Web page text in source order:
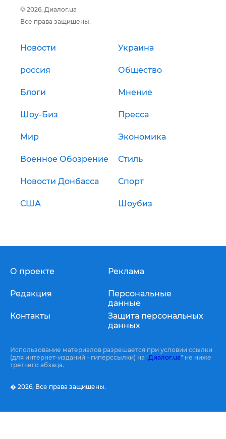
© 2026, Диалог.ua
Все права защищены.
Новости Украина
россия Общество
Блоги Мнение
Шоу-Биз Пресса
Мир Экономика
Военное Обозрение Стиль
Новости Донбасса Спорт
США Шоубиз
О проекте
Редакция
Контакты
Реклама
Персональные
данные
Защита персональных
данных
Использование материалов разрешается при условии ссылки
(для интернет-изданий - гиперссылки) на "Диалог.ua" не ниже
третьего абзаца.
� 2026, Все права защищены.